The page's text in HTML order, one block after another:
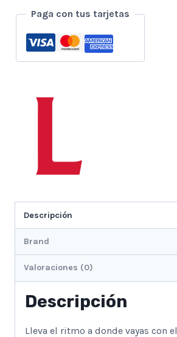
Paga con tus tarjetas
Descripción
Brand
Valoraciones (0)
Descripción
Lleva el ritmo a donde vayas con el